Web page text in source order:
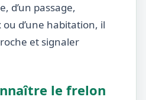
d’un passage,
ou d’une habitation, il
et signaler
le frelon